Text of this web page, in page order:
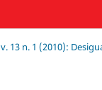
v. 13 n. 1 (2010):